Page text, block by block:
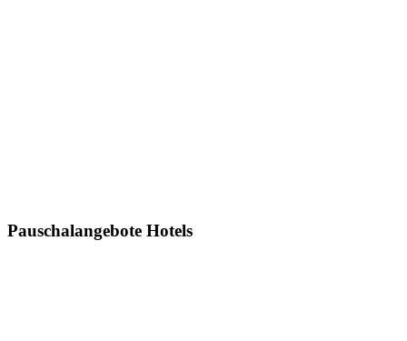
Pauschalangebote Hotels